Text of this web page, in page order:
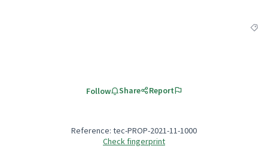
Follow Share Report
Reference: tec-PROP-2021-11-1000
Check fingerprint